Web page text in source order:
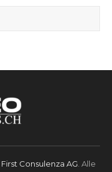
First Consulenza AG. Alle